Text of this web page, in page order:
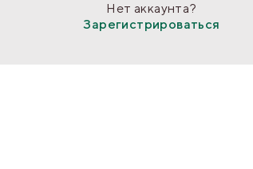
Нет аккаунта?
Зарегистрироваться